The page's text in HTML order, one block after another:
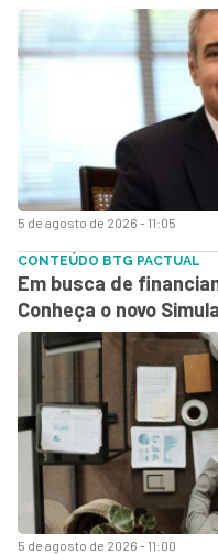
5 de agosto de 2026 - 11:05
5 de agosto de 2026 - 11:00
CONTEÚDO BTG PACTUAL
Em busca de
Conheça o novo